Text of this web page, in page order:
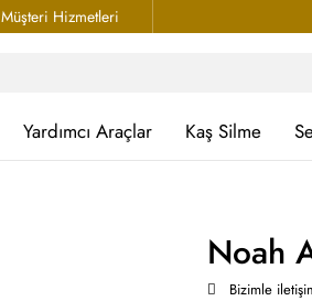
Müşteri Hizmetleri
Yardımcı Araçlar Kaş Silme
Noah
Bizimle